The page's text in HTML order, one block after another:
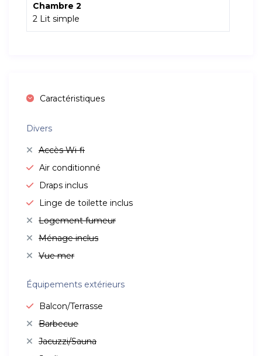
Chambre 2
2 Lit simple
Caractéristiques
Divers
Accès Wi-fi
Air conditionné
Draps inclus
Linge de toilette inclus
Logement fumeur
Ménage inclus
Vue mer
Équipements extérieurs
Balcon/Terrasse
Barbecue
Jacuzzi/Sauna